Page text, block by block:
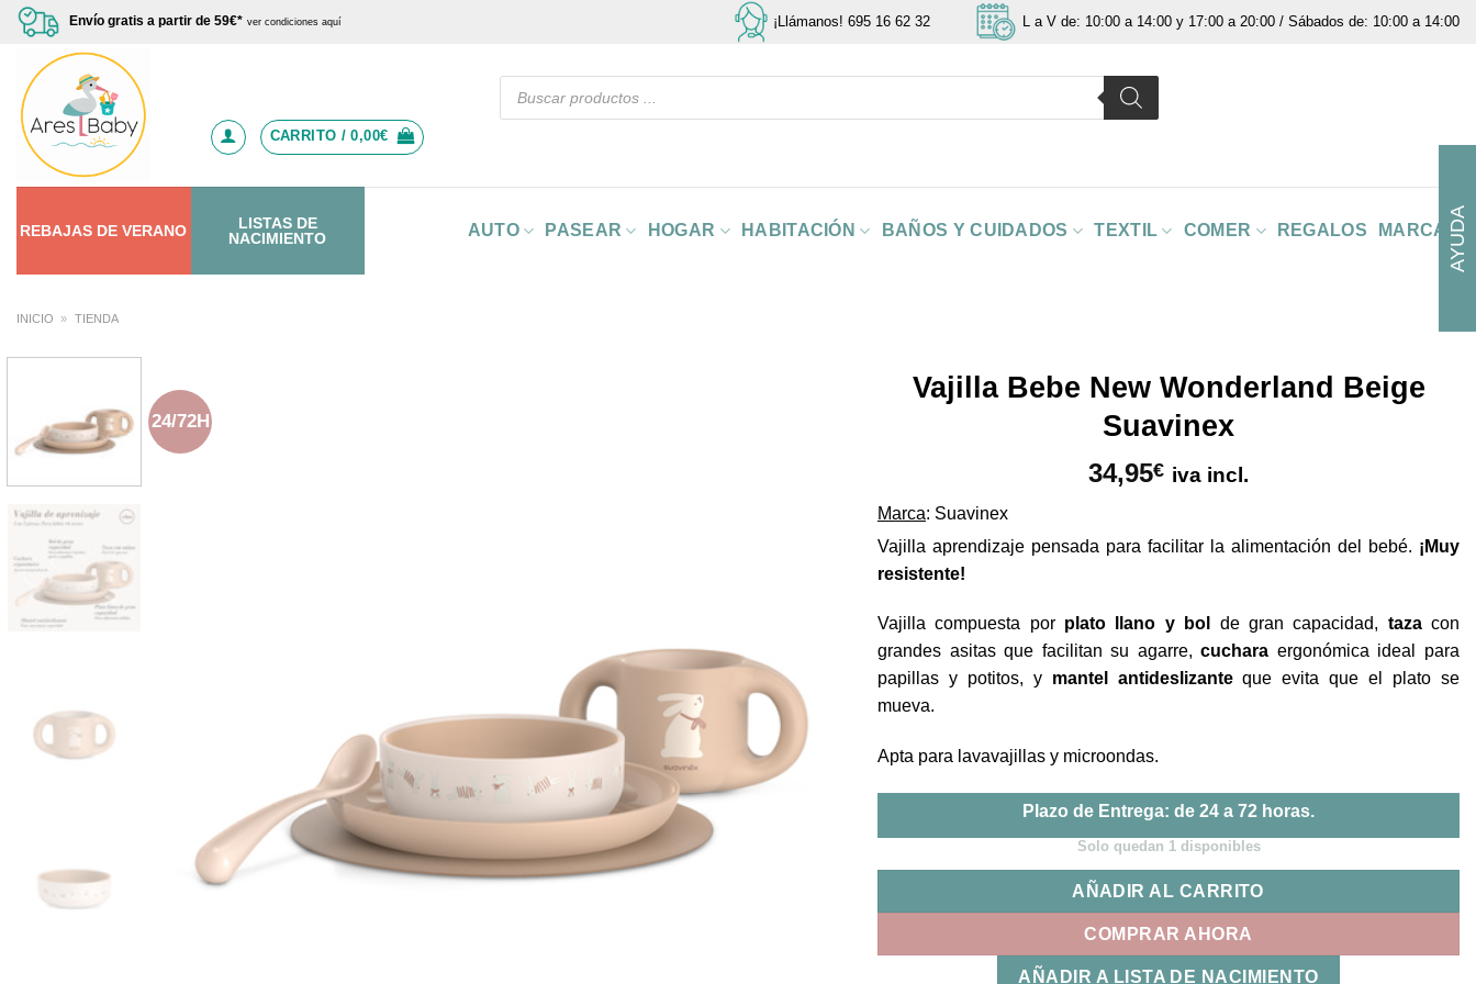
Saltar
contenido
Envío gratis a partir de 59€* ver condiciones aquí ¡Llámanos! 695 16 62 32 L a V de: 10:00 a 14:00 y 17:00 a 20:00 / Sábados de: 10:00 a 14:00
Búsqueda
CARRITO /0,00€
REBAJAS DEVERANO
LISTAS DE
NACIMIENTO
AUTO PASEAR HOGAR HABITACIÓN BAÑOS Y CUIDADOS TEXTIL COMER REGALOS MARCAS
INICIO » TIENDA
24/72H
Vajilla Bebe New Wonderland Beige
Suavinex
34,95€ iva incl.
Marca: Suavinex
Vajilla aprendizaje pensada para facilitar la alimentación del bebé. ¡Muy
resistente!
Vajilla compuesta por plato llano y bol de gran capacidad, tazacon
grandes asitas que facilitan su agarre,cuchara ergonómica ideal para
papillas y potitos, y mantel antideslizanteque evita que el plato se
mueva.
Apta para lavavajillas y microondas.
Plazo de Entrega: de 24 a 72 horas.
Solo quedan 1 disponibles
AÑADIR AL CARRITO
COMPRAR AHORA
AÑADIR A LISTA DE NACIMIENTO
AYUDA